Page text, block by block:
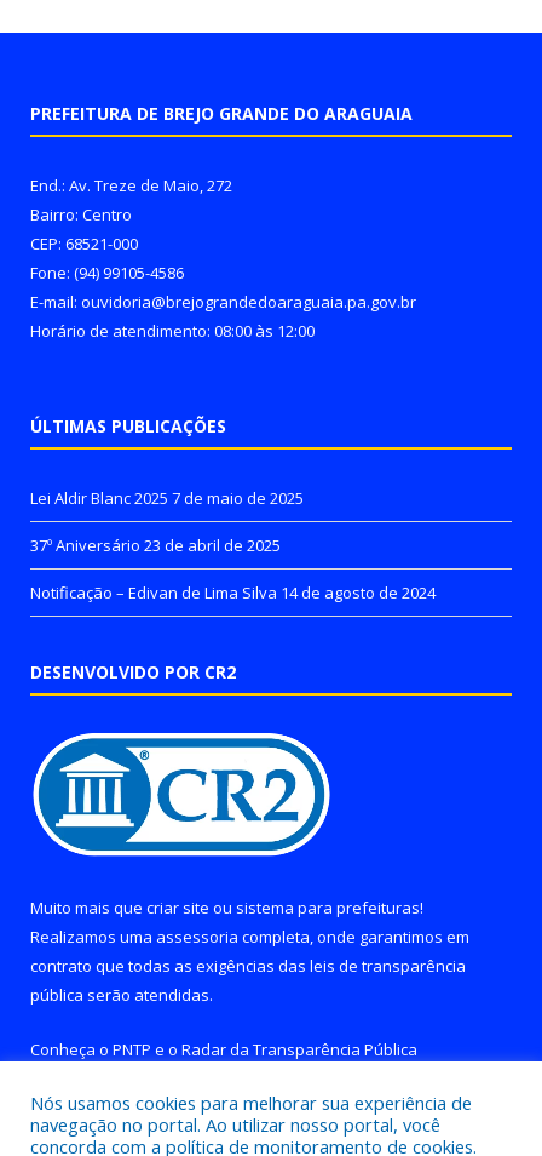
PREFEITURA DE BREJO GRANDE DO ARAGUAIA
End.: Av. Treze de Maio, 272
Bairro: Centro
CEP: 68521-000
Fone: (94) 99105-4586
E-mail: ouvidoria@brejograndedoaraguaia.pa.gov.br
Horário de atendimento: 08:00 às 12:00
ÚLTIMAS PUBLICAÇÕES
Lei Aldir Blanc 2025 7 de maio de 2025
37º Aniversário 23 de abril de 2025
Notificação – Edivan de Lima Silva 14 de agosto de 2024
DESENVOLVIDO POR CR2
Muito mais que criar site ou sistema para prefeituras!
Realizamos uma assessoria completa, onde garantimos em
contrato que todas as exigências das leis de transparência
pública serão atendidas.
Conheça o PNTP e o Radar da Transparência Pública
Nós usamos cookies para melhorar sua experiência de
navegação no portal. Ao utilizar nosso portal, você
concorda com a política de monitoramento de cookies.